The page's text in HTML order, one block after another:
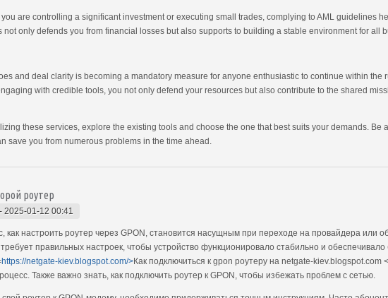
are controlling a significant investment or executing small trades, complying to AML guidelines
not only defends you from financial losses but also supports to building a stable environment for all
and deal clarity is becoming a mandatory measure for anyone enthusiastic to continue within
with credible tools, you not only defend your resources but also contribute to the shared
these services, explore the existing tools and choose the one that best suits your demands. Be
save you from numerous problems in the time ahead.
роутер
- 2025-01-12 00:41
как настроить роутер через GPON, становится насущным при переходе на провайдера или
правильных настроек, чтобы устройство функционировало стабильно и
https://netgate-kiev.blogspot.com/>Как подключиться к gpon роутеру на netgate-
Также важно знать, как подключить роутер к GPON, чтобы избежать проблем с сетью.